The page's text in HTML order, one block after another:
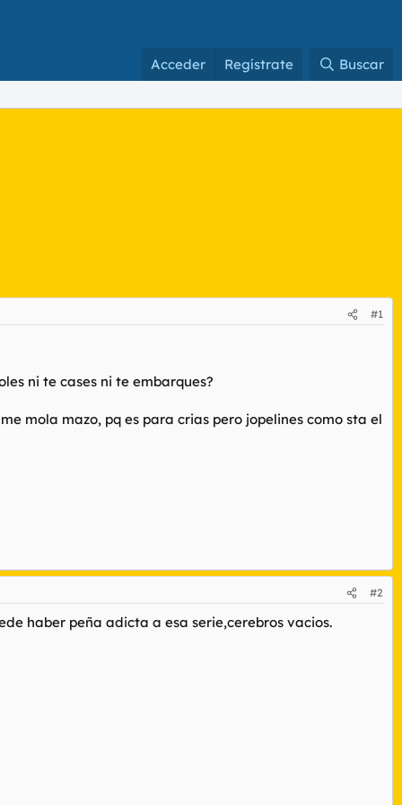
Acceder Regístrate Buscar
#1
ni te cases ni te embarques?
mola mazo, pq es para crias pero jopelines como sta el
#2
haber peña adicta a esa serie,cerebros vacios.